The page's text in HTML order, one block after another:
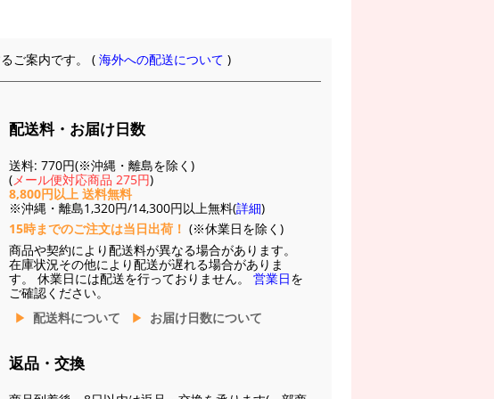
ご案内です。 (海外への配送について )
配送料・お届け日数
送料: 770円(※沖縄・離島を除く)
(メール便対応商品 275円)
8,800円以上 送料無料
※沖縄・離島1,320円/14,300円以上無料(詳細)
15時までのご注文は当日出荷！ (※休業日を除く)
商品や契約により配送料が異なる場合があります。
在庫状況その他により配送が遅れる場合がありま
す。 休業日には配送を行っておりません。 営業日を
ご確認ください。
配送料について
お届け日数について
返品・交換